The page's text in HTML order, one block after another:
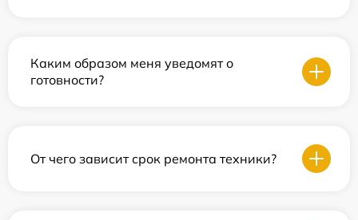
Каким образом меня уведомят о
готовности?
От чего зависит срок ремонта техники?